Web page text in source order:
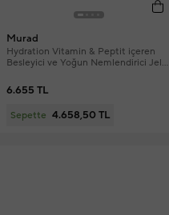
Murad
Hydration Vitamin & Peptit içeren
Besleyici ve Yoğun Nemlendirici Jel
6.655 TL
Sepette 4.658,50 TL